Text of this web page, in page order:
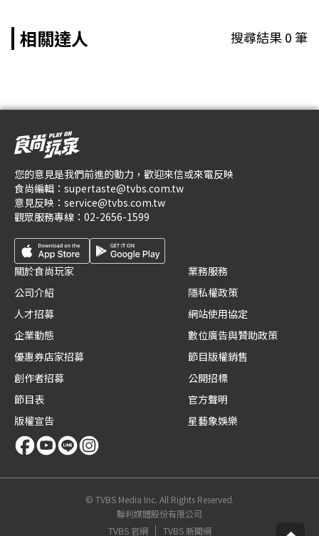
相關達人 搜尋結果0筆
您的意見是我們前進的動力，歡迎來信或來電反映
食尚編輯： supertaste@tvbs.com.tw
意見反映： service@tvbs.com.tw
觀眾服務專線： 02-2656-1599
關於食尚玩家
公司介紹
人才招募
企業動態
優惠券店家招募
創作者招募
節目表
版權宣告
業務服務
隱私權政策
網站使用協定
數位廣告與贊助政策
節目版權銷售
公開招標
官方聲明
星藝象娛樂
© TVBS Media Inc. All Rights Reserved.
聯利媒體股份有限公司
TVBS 官網
TVBS 新聞網